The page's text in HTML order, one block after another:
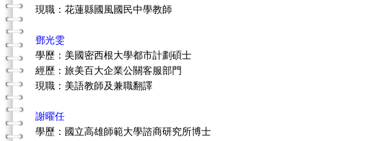
現職：花蓮縣國風國民中學教師
鄧光雯
學歷：美國密西根大學都市計劃碩士
經歷：旅美百大企業公關客服部門
現職：美語教師及兼職翻譯
謝曜任
學歷：國立高雄師範大學諮商研究所博士